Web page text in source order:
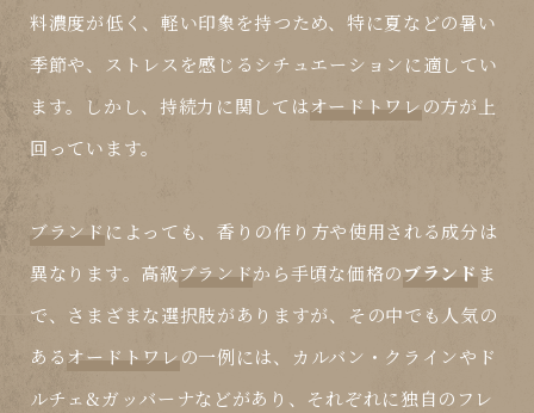
料濃度が低く、軽い印象を持つため、特に夏などの暑い
季節や、ストレスを感じるシチュエーションに適してい
ます。しかし、持続力に関してはオードトワレの方が上
回っています。
ブランド によっても、香りの作り方や使用される成分は
異なります。高級ブランドから手頃な価格のブランド ま
で、さまざまな選択肢がありますが、その中でも人気の
あるオードトワレの一例には、カルバン・クラインやド
ルチェ&ガッバーナなどがあり、それぞれに独自のフレ